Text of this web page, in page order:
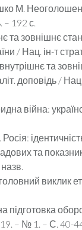
М. Неоголошені
– 192 с.
зовнішнє
/ Нац. ін-т
та
доповідь /
війна:
та
виклик
підготовка
– № 1. – С. 40-